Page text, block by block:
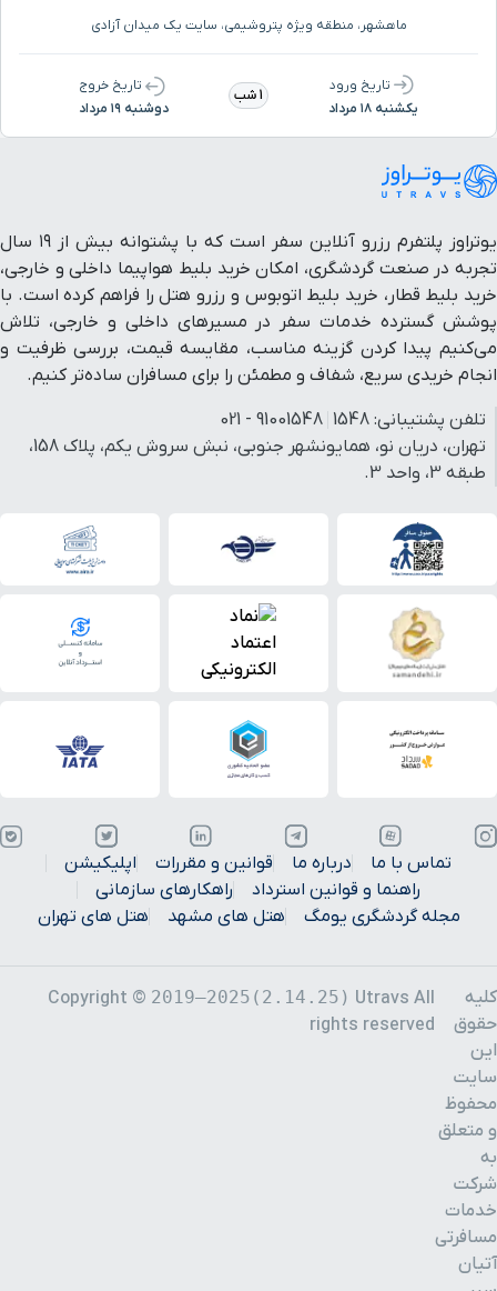
ماهشهر، منطقه ویژه پتروشیمی، سایت یک میدان آزادی
تاریخ ورود
یکشنبه ۱۸ مرداد
1 شب
تاریخ خروج
دوشنبه ۱۹ مرداد
یوتراوز پلتفرم رزرو آنلاین سفر است که با پشتوانه بیش از ۱۹ سال
تجربه در صنعت گردشگری، امکان خرید بلیط هواپیما داخلی و خارجی،
خرید بلیط قطار، خرید بلیط اتوبوس و رزرو هتل را فراهم کرده است. با
پوشش گسترده خدمات سفر در مسیرهای داخلی و خارجی، تلاش
می‌کنیم پیدا کردن گزینه مناسب، مقایسه قیمت، بررسی ظرفیت و
انجام خریدی سریع، شفاف و مطمئن را برای مسافران ساده‌تر کنیم.
تلفن پشتیبانی: 1548
91001548 - 021
تهران، دریان نو، همایونشهر جنوبی، نبش سروش یکم، پلاک 158،
طبقه 3، واحد 3.
تماس با ما درباره ما قوانین و مقررات
اپلیکیشن
راهنما و قوانین استرداد
راهکارهای سازمانی
مجله گردشگری یومگ
هتل های مشهد هتل های تهران
کلیه
حقوق
این
سایت
محفوظ
و متعلق
به
شرکت
خدمات
مسافرتی
آتیان
Copyright © 2019–2025(2.14.25) Utravs All
rights reserved